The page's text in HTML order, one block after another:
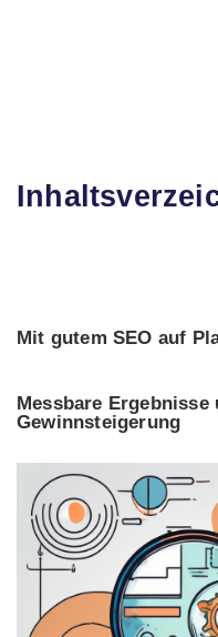
Mit gutem SEO auf
Messbare
Gewinnsteigerung